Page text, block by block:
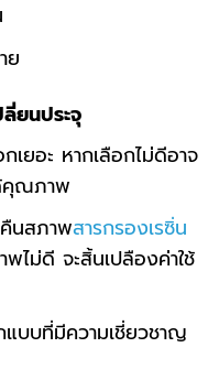
ย
ยนประจุ
ยอะ หากเลือกไม่ดีอาจ
คุณภาพ
คืนสภาพสารกรองเรซิ่น
ไม่ดี จะสิ้นเปลืองค่าใช้
แบบที่มีความเชี่ยวชาญ